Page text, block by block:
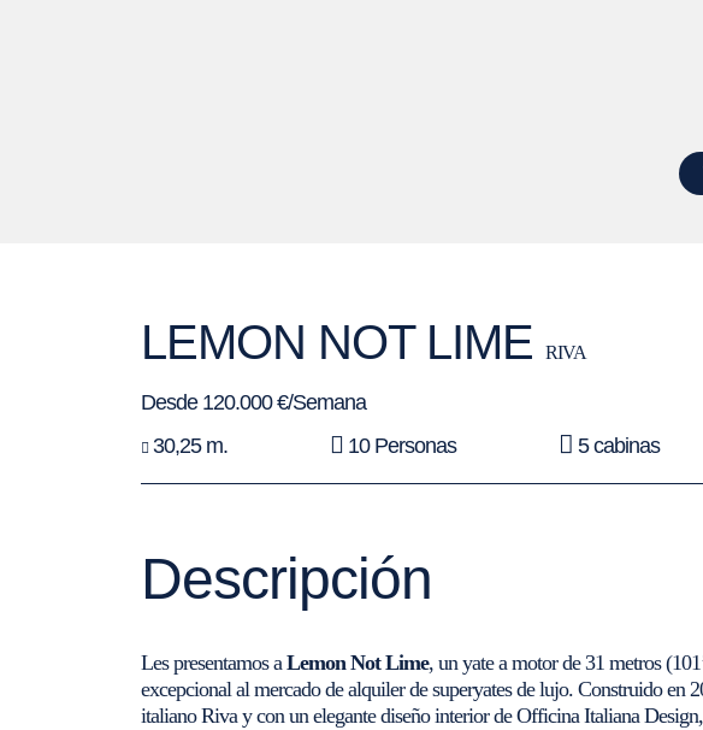
LEMON NOT LIME RIVA
Desde 120.000 €/Semana
30,25 m.
10 Personas 5 cabinas
Descripción
Les presentamos aLemon Not Lime, un yate a motor de 31 metros
excepcional al mercado de alquiler de superyates de lujo. Construido en
italiano Riva y con un elegante diseño interior de Officina Italiana